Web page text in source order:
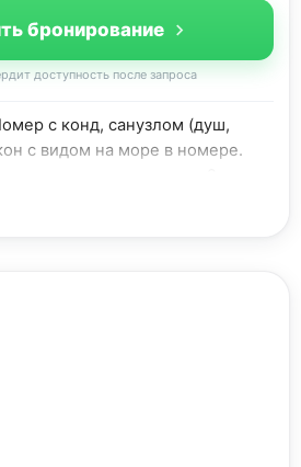
бронирование
доступность после запроса
с конд, санузлом (душ,
с видом на море в номере.
во дворе можете сами